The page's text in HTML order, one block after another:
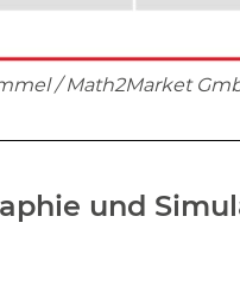
/ Math2Market
und